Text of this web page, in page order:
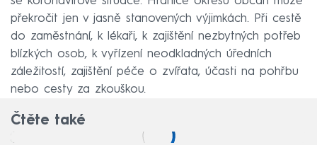
překročit jen v jasně stanovených výjimkách. Při cestě
do zaměstnání, k lékaři, k zajištění nezbytných potřeb
blízkých osob, k vyřízení neodkladných úředních
záležitostí, zajištění péče o zvířata, účasti na pohřbu
nebo cesty za zkouškou.
Čtěte také